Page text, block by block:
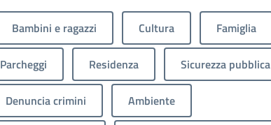
Bambini e ragazzi Cultura Famiglia
Parcheggi Residenza Sicurezza pubblica
Denuncia crimini Ambiente